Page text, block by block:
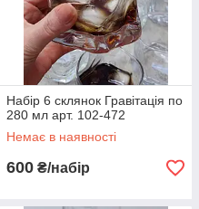
Набір 6 склянок Гравітація по
280 мл арт. 102-472
Немає в наявності
600 ₴/набір